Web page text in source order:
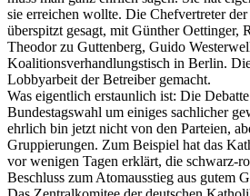
sie erreichen wollte. Die Chefvertreter
überspitzt gesagt, mit Günther Oettinger,
Theodor zu Guttenberg, Guido
Koalitionsverhandlungstisch in Berlin.
Lobbyarbeit der Betreiber gemacht.
Was eigentlich erstaunlich ist: Die
Bundestagswahl um einiges sachlicher
ehrlich bin jetzt nicht von den Parteien,
Gruppierungen. Zum Beispiel hat das
vor wenigen Tagen erklärt, die schwarz-
Beschluss zum Atomausstieg aus gutem